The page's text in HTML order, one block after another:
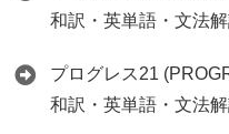
和訳・英単語・文法解
プログレス21
和訳・英単語・文法解